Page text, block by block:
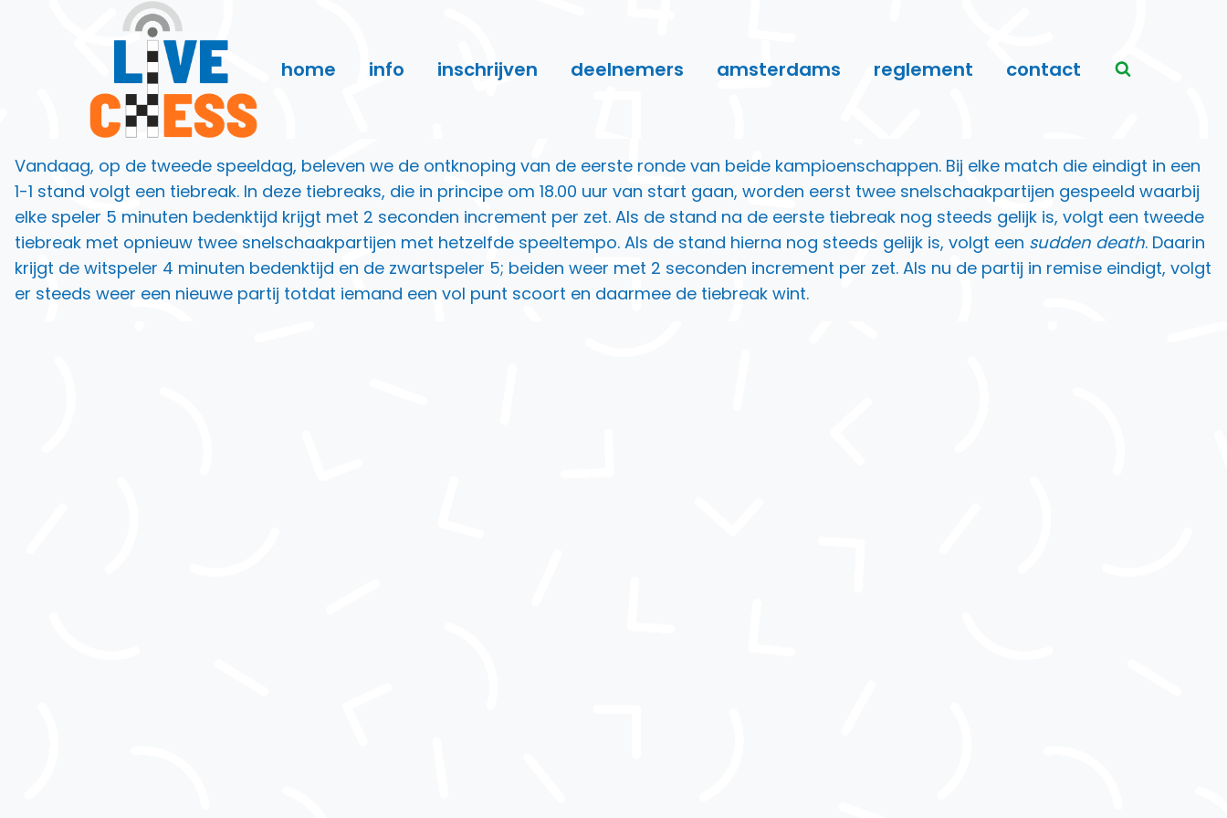
home info inschrijven deelnemers amsterdams reglement contact
Vandaag, op de tweede speeldag, beleven we de ontknoping van de eerste ronde van beide kampioenschappen. Bij elke match die eindigt in een
1-1 stand volgt een tiebreak. In deze tiebreaks, die in principe om 18.00 uur van start gaan, worden eerst twee snelschaakpartijen gespeeld waarbij
elke speler 5 minuten bedenktijd krijgt met 2 seconden increment per zet. Als de stand na de eerste tiebreak nog steeds gelijk is, volgt een tweede
tiebreak met opnieuw twee snelschaakpartijen met hetzelfde speeltempo. Als de stand hierna nog steeds gelijk is, volgt een sudden death. Daarin
krijgt de witspeler 4 minuten bedenktijd en de zwartspeler 5; beiden weer met 2 seconden increment per zet. Als nu de partij in remise eindigt, volgt
er steeds weer een nieuwe partij totdat iemand een vol punt scoort en daarmee de tiebreak wint.